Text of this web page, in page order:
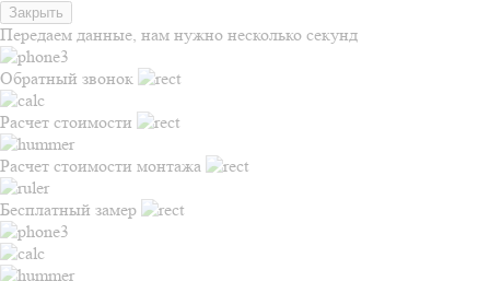
Закрыть
Передаем данные, нам нужно несколько секунд
Обратный звонок
Расчет стоимости
Расчет стоимости монтажа
Бесплатный замер